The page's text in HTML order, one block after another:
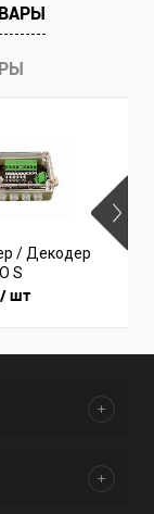
/ Декодер
S
/ шт